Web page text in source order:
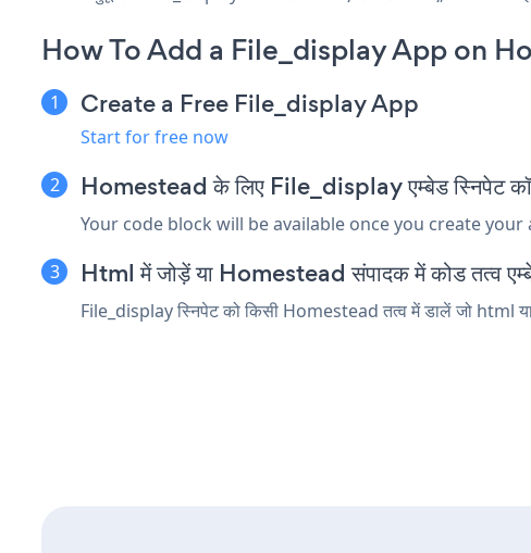
How To Add a File_display App on
Create a Free File_display App
Start for free now
Homestead के लिए File_display एम्बेड स्निपेट
Your code block will be available once you create your
Html में जोड़ें या Homestead संपादक में कोड तत्व
File_display स्निपेट को किसी Homestead तत्व में डालें जो html